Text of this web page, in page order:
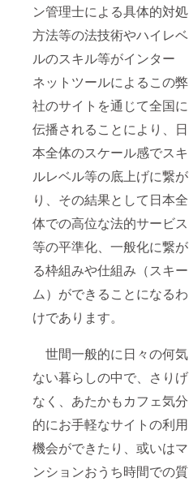
ン管理士による具体的対処
方法等の法技術やハイレベ
ルのスキル等がインター
ネットツールによるこの弊
社のサイトを通じて全国に
伝播されることにより、日
本全体のスケール感でスキ
ルレベル等の底上げに繋が
り、その結果として日本全
体での高位な法的サービス
等の平準化、一般化に繋が
る枠組みや仕組み（スキー
ム）ができることになるわ
けであります。
世間一般的に日々の何気
ない暮らしの中で、さりげ
なく、あたかもカフェ気分
的にお手軽なサイトの利用
機会ができたり、或いはマ
ンションおうち時間での質